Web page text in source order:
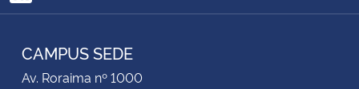
Ministério da Mulher, da Família e dos Direitos Humanos
RSS
CAMPUS SEDE
Av. Roraima nº 1000